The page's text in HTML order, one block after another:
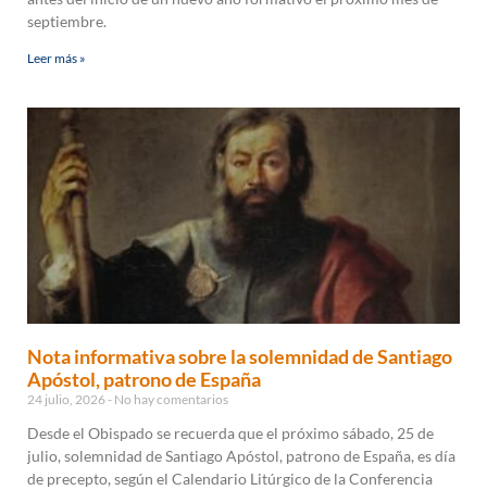
septiembre.
Leer más »
Nota informativa sobre la solemnidad de Santiago
Apóstol, patrono de España
24 julio, 2026 No hay comentarios
Desde el Obispado se recuerda que el próximo sábado, 25 de
julio, solemnidad de Santiago Apóstol, patrono de España, es día
de precepto, según el Calendario Litúrgico de la Conferencia